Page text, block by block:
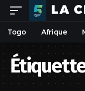
Togo Afrique